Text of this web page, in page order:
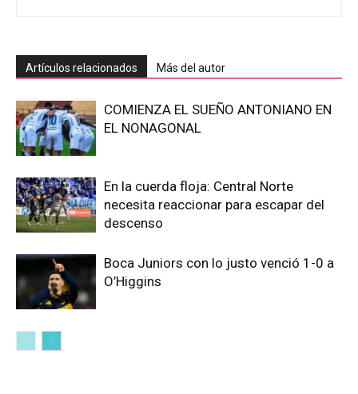
Artículos relacionados Más del autor
COMIENZA EL SUEÑO ANTONIANO EN
EL NONAGONAL
En la cuerda floja: Central Norte
necesita reaccionar para escapar del
descenso
Boca Juniors con lo justo venció 1-0 a
O’Higgins